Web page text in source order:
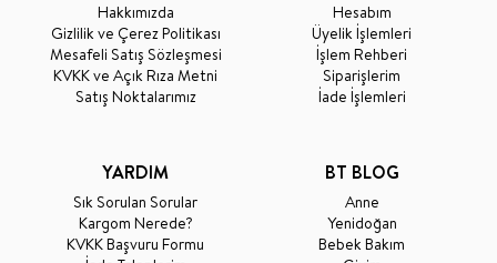
Hakkımızda
Gizlilik ve Çerez Politikası
Mesafeli Satış Sözleşmesi
KVKK ve Açık Rıza Metni
Satış Noktalarımız
Hesabım
Üyelik İşlemleri
İşlem Rehberi
Siparişlerim
İade İşlemleri
YARDIM
Sık Sorulan Sorular
Kargom Nerede?
KVKK Başvuru Formu
BT BLOG
Anne
Yenidoğan
Bebek Bakım